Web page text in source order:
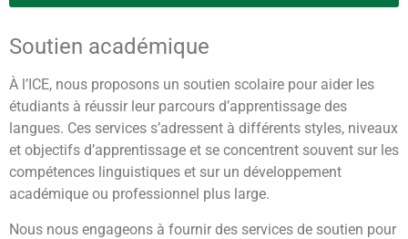
Soutien académique
À l’ICE, nous proposons un soutien scolaire pour aider les
étudiants à réussir leur parcours d’apprentissage des
langues. Ces services s’adressent à différents styles, niveaux
et objectifs d’apprentissage et se concentrent souvent sur les
compétences linguistiques et sur un développement
académique ou professionnel plus large.
Nous nous engageons à fournir des services de soutien pour